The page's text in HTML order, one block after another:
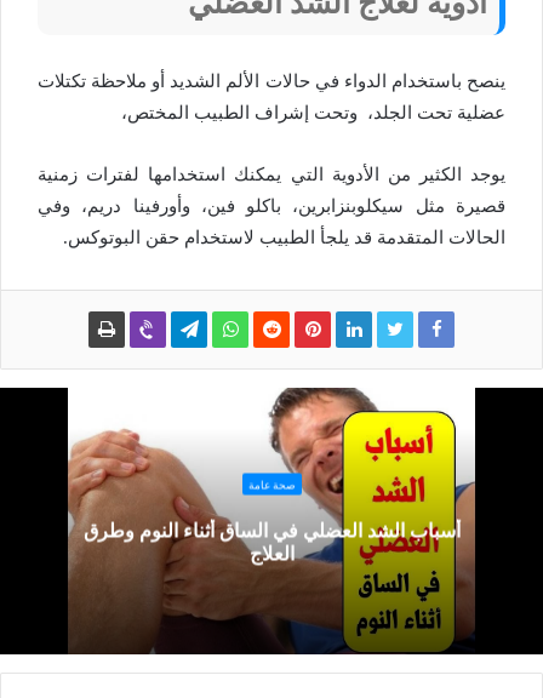
ينصح باستخدام الدواء في حالات الألم الشديد أو ملاحظة تكتلات
عضلية تحت الجلد، وتحت إشراف الطبيب المختص،
يوجد الكثير من الأدوية التي يمكنك استخدامها لفترات زمنية
قصيرة مثل سيكلوبنزابرين، باكلو فين، وأورفينا دريم، وفي
الحالات المتقدمة قد يلجأ الطبيب لاستخدام حقن البوتوكس.
صحة عامة
أسباب الشد العضلي في الساق أثناء النوم وطرق
العلاج